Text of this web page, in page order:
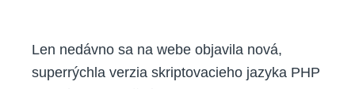
Len nedávno sa na webe objavila nová,
superrýchla verzia skriptovacieho jazyka PHP